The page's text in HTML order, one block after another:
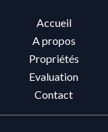
Accueil
A propos
Propriétés
Evaluation
Contact